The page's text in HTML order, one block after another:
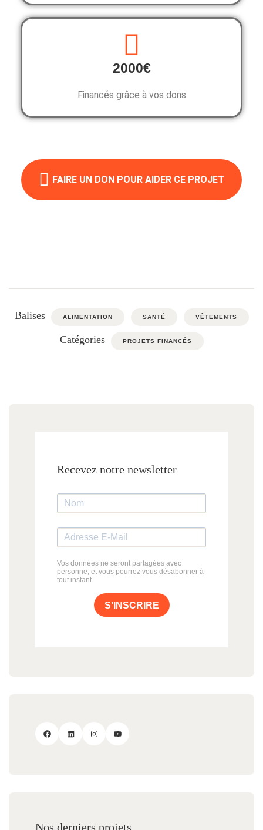
2000€
Financés grâce à vos dons
FAIRE UN DON POUR AIDER CE PROJET
Balises ALIMENTATION SANTÉ VÊTEMENTS
Catégories PROJETS FINANCÉS
Recevez notre newsletter
Vos données ne seront partagées avec
personne, et vous pourrez vous désabonner à
tout instant.
S'INSCRIRE
Nos derniers projets